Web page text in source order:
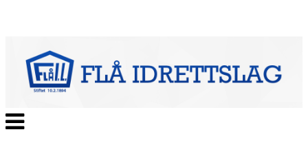
Veksle
navigasjon